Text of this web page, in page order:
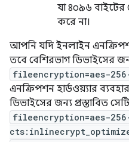
যা ৪০৯৬ বাইটের
করে না।
আপনি যদি ইনলাইন
তবে বেশিরভাগ ডিভাইসের
fileencryption=aes-
এনক্রিপশন হার্ডওয়্যার
ডিভাইসের জন্য প্রস্তাবিত
fileencryption=aes-